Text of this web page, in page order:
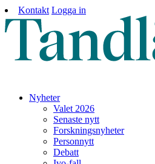
Kontakt Logga in
Nyheter
Valet 2026
Senaste nytt
Forskningsnyheter
Personnytt
Debatt